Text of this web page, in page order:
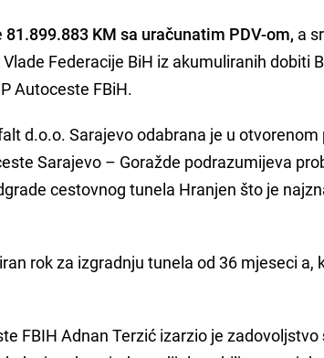
81.899.883 KM sa uračunatim PDV-om, a
Federacije BiH iz akumuliranih dobiti
Autoceste FBiH.
d.o.o. Sarajevo odabrana je u
Sarajevo – Goražde podrazumijeva
cestovnog tunela Hranjen što je
rok za izgradnju tunela od 36 mjeseci a,
FBIH Adnan Terzić izarzio je zadovoljstvo